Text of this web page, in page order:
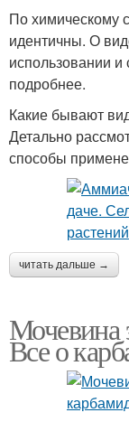
По химическому
идентичны. О
использовании
подробнее.
Какие бывают
Детально
способы
читать дальше →
Мочевина
Все о